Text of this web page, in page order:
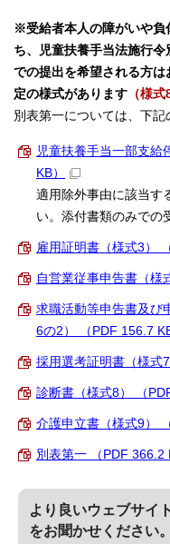
※受給者本人の障がいや負
ち、児童扶養手当法施行
での提出を希望される方
定の様式があります （様
別表第一については、下記
児童扶養手当一部支給
KB）
適用除外事由に該当す
い。添付書類のみでの
雇用証明書（様式3）
自営業従事申告書（様
求職活動等申告書及び
6の2） （PDF 156.7 KB
採用選考証明書（様式
診断書（様式8） （
介護申立書（様式9）
別表第一 （PDF 366.2
より良いウェブサイ
をお聞かせください。